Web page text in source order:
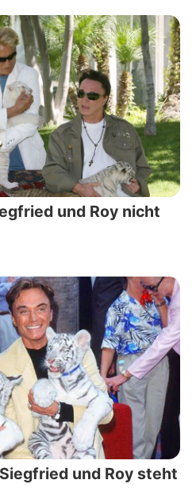
und Roy nicht
und Roy steht